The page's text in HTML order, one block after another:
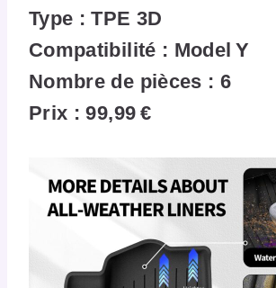
Type : TPE 3D
Compatibilité : Model Y
Nombre de pièces : 6
Prix : 99,99 €